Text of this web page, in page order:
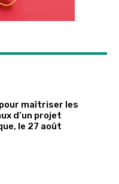
maîtriser les
d’un projet
le 27 août